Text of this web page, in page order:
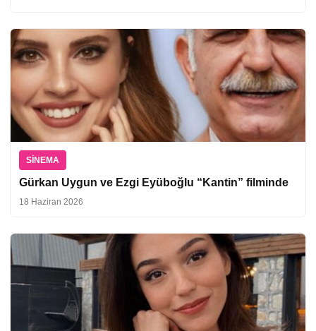
SINEMA
Gürkan Uygun ve Ezgi Eyüboğlu “Kantin” filminde
18 Haziran 2026